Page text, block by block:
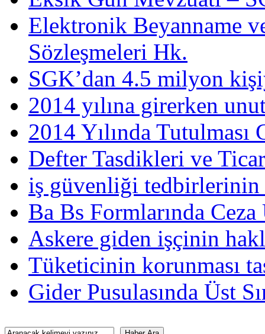
Elektronik Beyanname
Sözleşmeleri Hk.
SGK’dan 4.5 milyon
2014 yılına girerken
2014 Yılında Tutulması
Defter Tasdikleri ve
iş güvenliği tedbirlerinin
Ba Bs Formlarında Ceza
Askere giden işçinin
Tüketicinin korunması
Gider Pusulasında Üst